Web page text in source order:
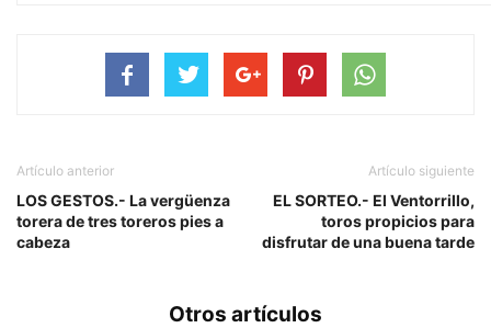
Artículo anterior
LOS GESTOS.- La vergüenza
torera de tres toreros pies a
cabeza
Artículo siguiente
EL SORTEO.- El Ventorrillo,
toros propicios para
disfrutar de una buena tarde
Otros artículos